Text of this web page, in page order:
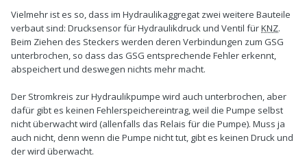
Vielmehr ist es so, dass im Hydraulikaggregat zwei weitere Bauteile
verbaut sind: Drucksensor für Hydraulikdruck und Ventil fürKNZ.
Beim Ziehen des Steckers werden deren Verbindungen zum GSG
unterbrochen, so dass das GSG entsprechende Fehler erkennt,
abspeichert und deswegen nichts mehr macht.
Der Stromkreis zur Hydraulikpumpe wird auch unterbrochen, aber
dafür gibt es keinen Fehlerspeichereintrag, weil die Pumpe selbst
nicht überwacht wird (allenfalls das Relais für die Pumpe). Muss ja
auch nicht, denn wenn die Pumpe nicht tut, gibt es keinen Druck und
der wird überwacht.